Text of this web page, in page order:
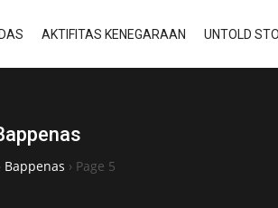
AKTIFITAS KENEGARAAN UNTOLD
Bappenas › Page 5